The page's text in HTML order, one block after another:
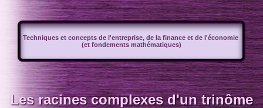
Techniques et concepts de l'entreprise, de la finance et de l'économie
(et fondements mathématiques)
Les racines complexes d'un trinôme